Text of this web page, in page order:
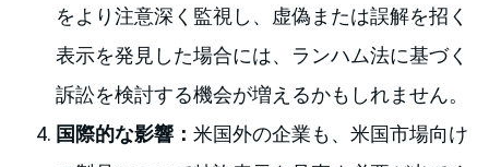
をより注意深く監視し、虚偽または誤解を招く
表示を発見した場合には、ランハム法に基づく
訴訟を検討する機会が増えるかもしれません。
国際的な影響：米国外の企業も、米国市場向け